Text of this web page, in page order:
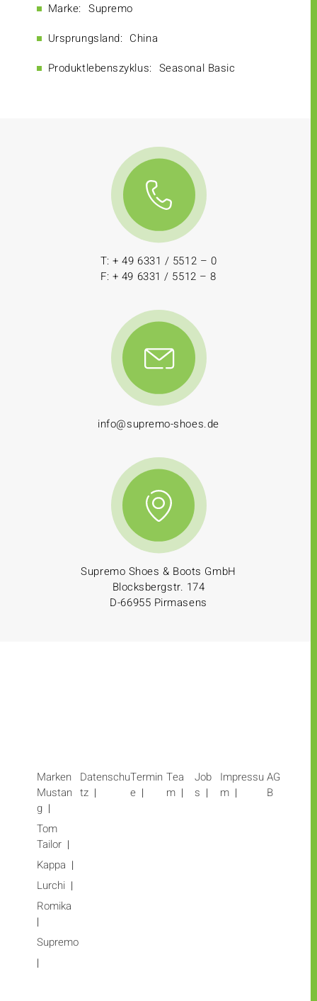
Marke: Supremo
Ursprungsland: China
Produktlebenszyklus: Seasonal Basic
T: + 49 6331 / 5512 – 0
F: + 49 6331 / 5512 – 8
info@supremo-shoes.de
Supremo Shoes & Boots GmbH
Blocksbergstr. 174
D-66955 Pirmasens
Marken
Mustan
g
Tom
Tailor
Kappa
Lurchi
Romika
Supremo
Datenschu
tz
Termin
e
Tea
m
Job
s
Impressu
m
AG
B